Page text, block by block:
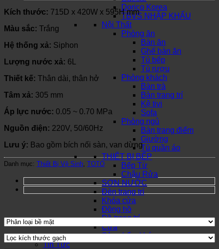
Dorico Korea
TBVS NHẬP KHẨU
Nội Thất
Phòng ăn
Bàn ăn
Ghế bàn ăn
Tủ bếp
Tủ rượu
Phòng khách
Bàn trà
Bàn trang trí
Kệ tivi
Sofa
Phòng ngủ
Bàn trang điểm
Giường
Tủ quần áo
THIẾT BỊ BẾP
Bếp Từ
Chậu Rửa
SƠN NƯỚC
Đèn trang trí
Khóa cửa
Đồng hồ
Đồ trang trí
Cửa
Sản phẩm khác
Tin Tức
Kích thước: 715D x 420W x 595H mm
Màu sắc: Trắng
Hệ thống xả: Siphon
Lượng nước xả: 6L
Thiết kế: Thân dài, thân hở
Tâm xả: 305 mm
Áp lực nước: 0.05 ~ 0.70 MPa
Nguồn điện: 220V, 50/60Hz
Lưu ý: Bao gồm bích nối sàn, van dừng
Danh mục: Thiết Bị Vệ Sinh TOTO